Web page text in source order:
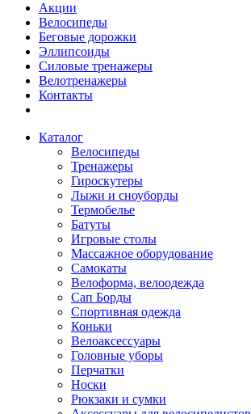
Акции
Велосипеды
Беговые дорожки
Эллипсоиды
Силовые тренажеры
Велотренажеры
Контакты
Каталог
Велосипеды
Тренажеры
Гироскутеры
Лыжи и сноуборды
Термобелье
Батуты
Игровые столы
Массажное оборудование
Самокаты
Велоформа, велоодежда
Сап Борды
Спортивная одежда
Коньки
Велоаксессуары
Головные уборы
Перчатки
Носки
Рюкзаки и сумки